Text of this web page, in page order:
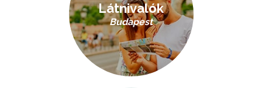
Látnivalók
Budapest